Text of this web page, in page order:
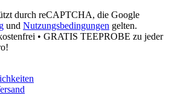
durch reCAPTCHA, die Google
und Nutzungsbedingungen gelten.
• GRATIS TEEPROBE zu jeder